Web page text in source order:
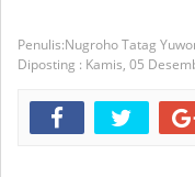
Nugroho Tatag
Diposting : Kamis, 05